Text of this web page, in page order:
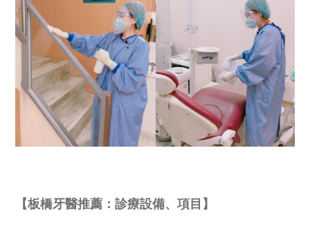
【板橋牙醫推薦：診療設備、項目】